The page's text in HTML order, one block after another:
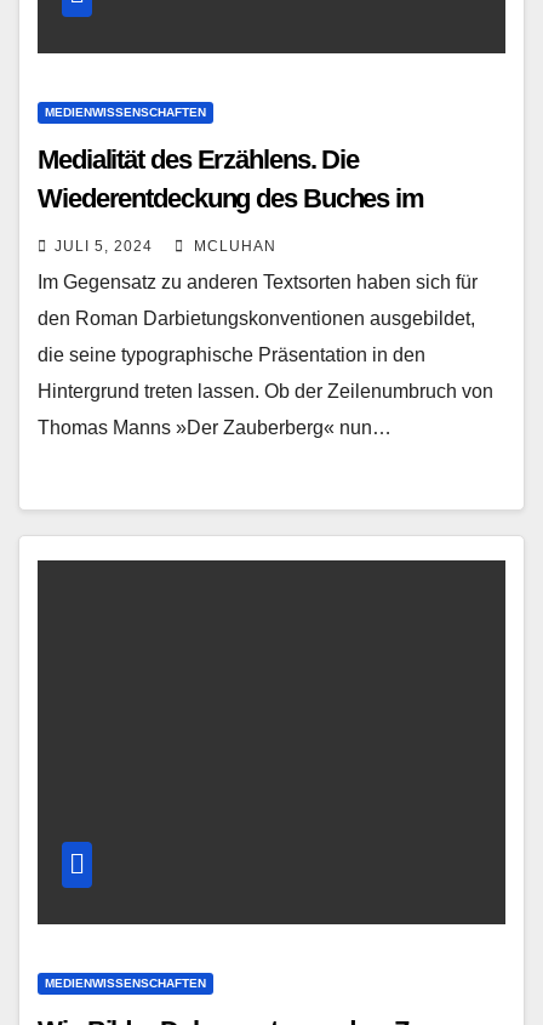
MEDIENWISSENSCHAFTEN
Medialität des Erzählens. Die
Wiederentdeckung des Buches im
Roman
JULI 5, 2024 MCLUHAN
Im Gegensatz zu anderen Textsorten haben sich für
den Roman Darbietungskonventionen ausgebildet,
die seine typographische Präsentation in den
Hintergrund treten lassen. Ob der Zeilenumbruch von
Thomas Manns »Der Zauberberg« nun…
MEDIENWISSENSCHAFTEN